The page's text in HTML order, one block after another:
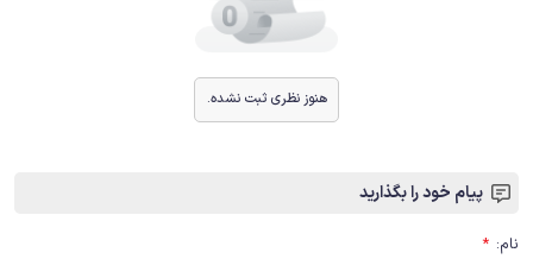
هنوز نظری ثبت نشده.
پیام خود را بگذارید
نام:
*